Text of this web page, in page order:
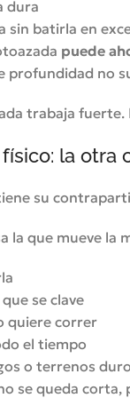
dura
sin batirla en
puede
profundidad no
trabaja
la otra
su
la que mueve la
se clave
quiere correr
el tiempo
o terrenos
se queda corta,